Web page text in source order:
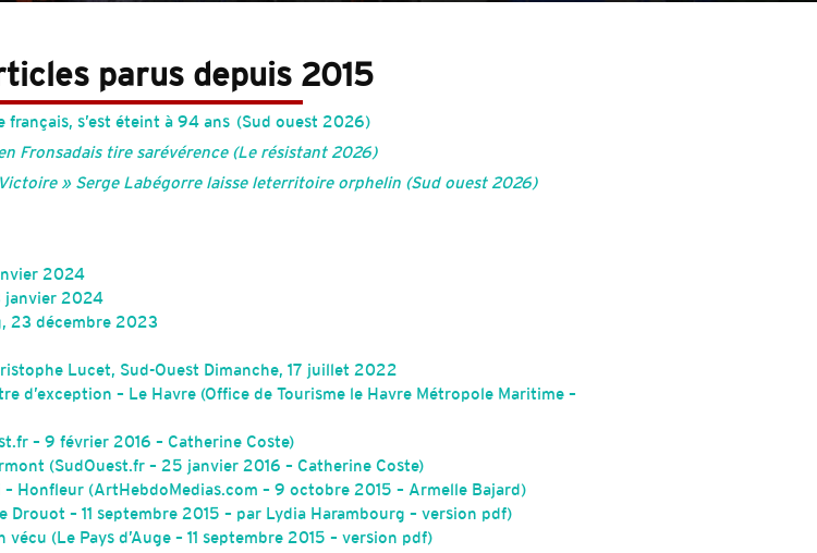
parus depuis 2015
français, s’est éteint à 94 ans (Sud ouest 2026)
Fronsadais tire sarévérence (Le résistant 2026)
» Serge Labégorre laisse leterritoire orphelin (Sud ouest 2026)
2024
janvier 2024
23 décembre 2023
Lucet, Sud-Ouest Dimanche, 17 juillet 2022
d’exception – Le Havre (Office de Tourisme le Havre Métropole Maritime –
– 9 février 2016 – Catherine Coste)
(SudOuest.fr – 25 janvier 2016 – Catherine Coste)
Honfleur (ArtHebdoMedias.com – 9 octobre 2015 – Armelle Bajard)
– 11 septembre 2015 – par Lydia Harambourg – version pdf)
(Le Pays d’Auge – 11 septembre 2015 – version pdf)